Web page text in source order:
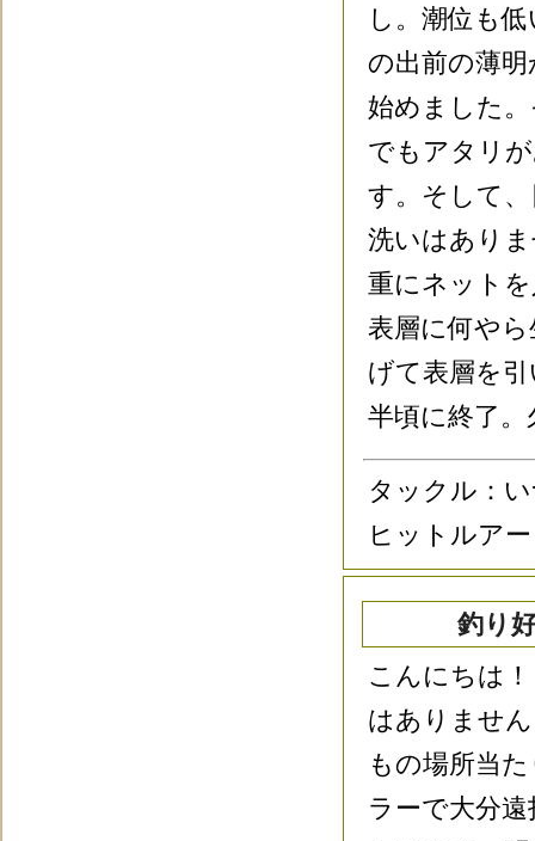
し。潮位も
の出前の薄
始めました
でもアタリ
す。そして
洗いはあり
重にネット
表層に何や
げて表層を
半頃に終了
タックル：
ヒットルア
釣り
こんにちは
はありませ
もの場所当
ラーで大分